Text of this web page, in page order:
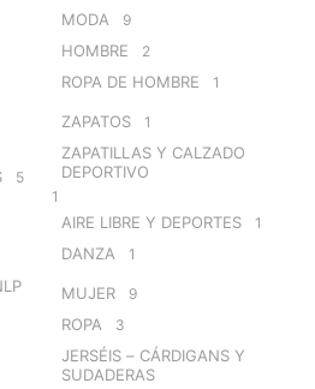
5
MODA 9
HOMBRE 2
ROPA DE HOMBRE 1
ZAPATOS 1
ZAPATILLAS Y CALZADO
DEPORTIVO
1
AIRE LIBRE Y DEPORTES 1
DANZA 1
MUJER 9
ROPA 3
JERSÉIS – CÁRDIGANS Y
SUDADERAS